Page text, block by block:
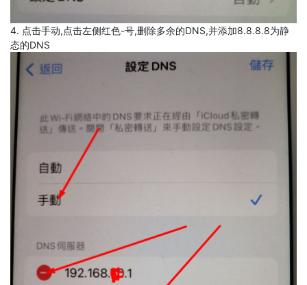
4. 点击手动,点击左侧红色-号,删除多余的DNS,并添加8.8.8.8为静
态的DNS